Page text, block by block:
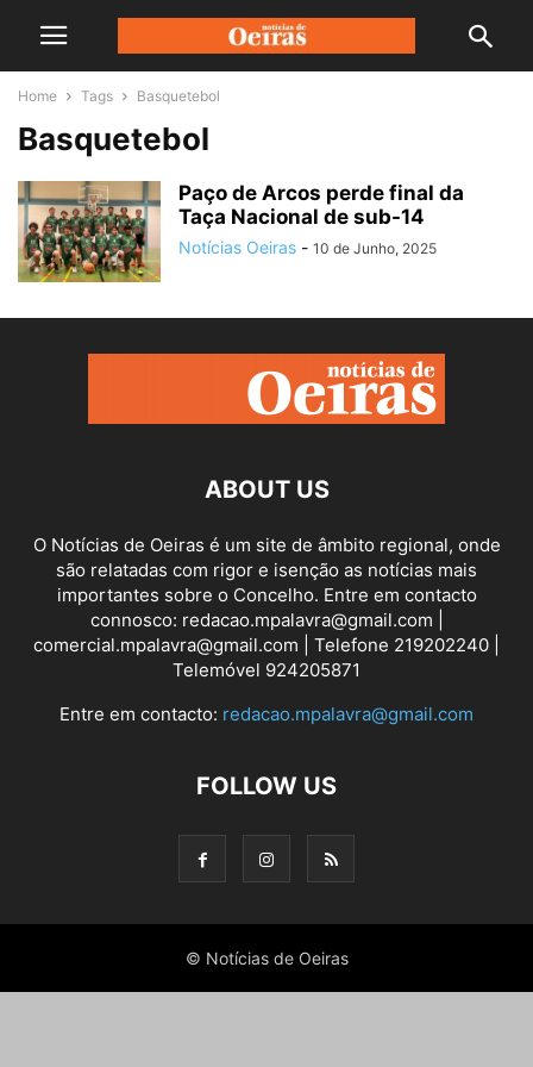
Home Tags Basquetebol
Basquetebol
Paço de Arcos perde final da
Taça Nacional de sub-14
Notícias Oeiras - 10 de Junho, 2025
ABOUT US
O Notícias de Oeiras é um site de âmbito regional, onde
são relatadas com rigor e isenção as notícias mais
importantes sobre o Concelho. Entre em contacto
connosco: redacao.mpalavra@gmail.com |
comercial.mpalavra@gmail.com | Telefone 219202240 |
Telemóvel 924205871
Entre em contacto: redacao.mpalavra@gmail.com
FOLLOW US
© Notícias de Oeiras